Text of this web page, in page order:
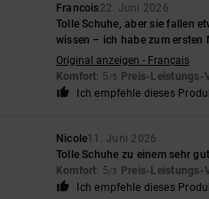
Francois22. Juni 2026
Tolle Schuhe, aber sie fallen
wissen – ich habe zum ersten
Original anzeigen - Français
Komfort: 5/5 Preis-Leistungs-
Ich empfehle dieses
Nicole11. Juni 2026
Tolle Schuhe zu einem sehr
Komfort: 5/5 Preis-Leistungs-
Ich empfehle dieses